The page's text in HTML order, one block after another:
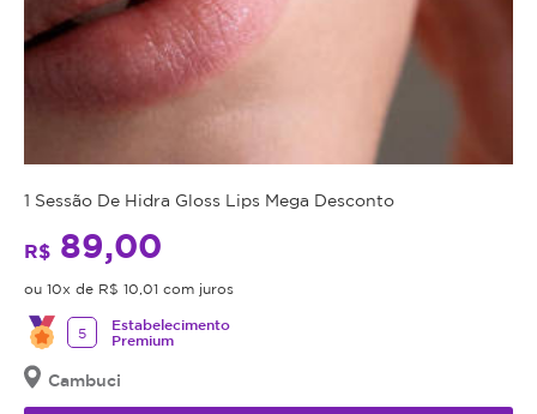
1 Sessão De Hidra Gloss Lips Mega Desconto
R$ 89,00
ou 10x de R$ 10,01 com juros
5
Estabelecimento
Premium
Cambuci